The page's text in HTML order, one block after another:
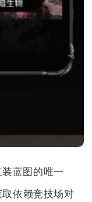
蓝图的唯一
依赖竞技场对